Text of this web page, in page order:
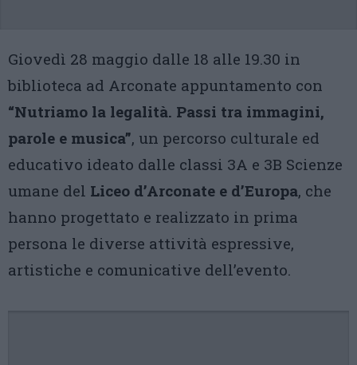
Giovedì 28 maggio dalle 18 alle 19.30 in
biblioteca ad Arconate appuntamento con
“Nutriamo la legalità. Passi tra immagini,
parole e musica”, un percorso culturale ed
educativo ideato dalle classi 3A e 3B Scienze
umane del Liceo d’Arconate e d’Europa, che
hanno progettato e realizzato in prima
persona le diverse attività espressive,
artistiche e comunicative dell’evento.